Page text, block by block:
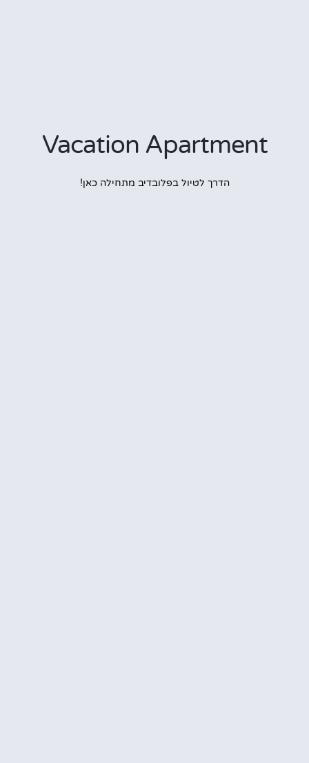
Vacation
הדרך לטיול בפלובדיב מתחילה כאן!